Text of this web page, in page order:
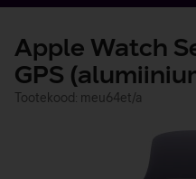
Apple Watch
GPS
Tootekood: meu64et/a